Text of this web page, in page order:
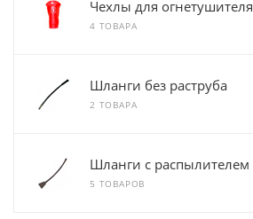
Чехлы для огнетушителя
4 ТОВАРА
Шланги без раструба
2 ТОВАРА
Шланги с распылителем
5 ТОВАРОВ